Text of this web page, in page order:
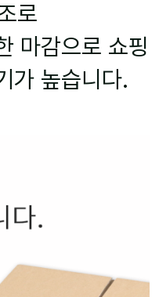
로
마감으로 쇼핑
가 높습니다.